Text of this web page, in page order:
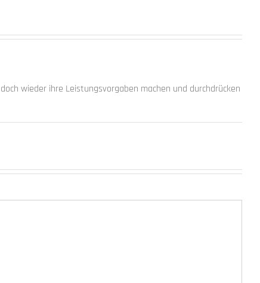
wieder ihre Leistungsvorgaben machen und durchdrücken